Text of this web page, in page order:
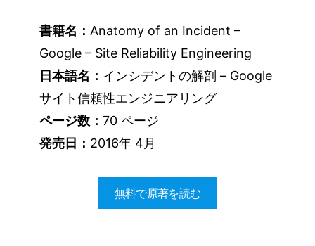
書籍名： Anatomy of an Incident –
Google – Site Reliability Engineering
日本語名： インシデントの解剖 – Google
サイト信頼性エンジニアリング
ページ数： 70 ページ
発売日： 2016年 4月
無料で原著を読む